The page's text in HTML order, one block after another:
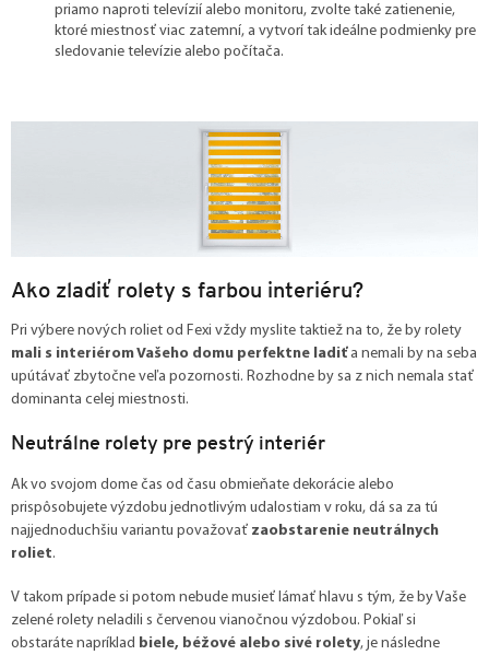
priamo naproti televízií alebo monitoru, zvolte také zatienenie,
ktoré miestnosť viac zatemní, a vytvorí tak ideálne podmienky pre
sledovanie televízie alebo počítača.
Ako zladiť rolety s farbou interiéru?
Pri výbere nových roliet od Fexi vždy myslite taktiež na to, že by rolety
mali s interiérom Vašeho domu perfektne ladiťa nemali by na seba
upútávať zbytočne veľa pozornosti. Rozhodne by sa z nich nemala stať
dominanta celej miestnosti.
Neutrálne rolety pre pestrý interiér
Ak vo svojom dome čas od času obmieňate dekorácie alebo
prispôsobujete výzdobu jednotlivým udalostiam v roku, dá sa za tú
najjednoduchšiu variantu považovať zaobstarenie neutrálnych
roliet.
V takom prípade si potom nebude musieť lámať hlavu s tým, že by Vaše
zelené rolety neladili s červenou vianočnou výzdobou. Pokiaľ si
obstaráte napríklad biele, béžové alebo sivé rolety, je následne